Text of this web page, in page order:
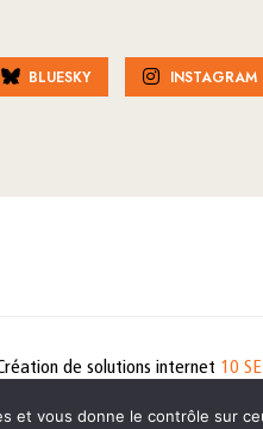
BLUESKY INSTAGRAM
de solutions internet 10
et vous donne le contrôle sur